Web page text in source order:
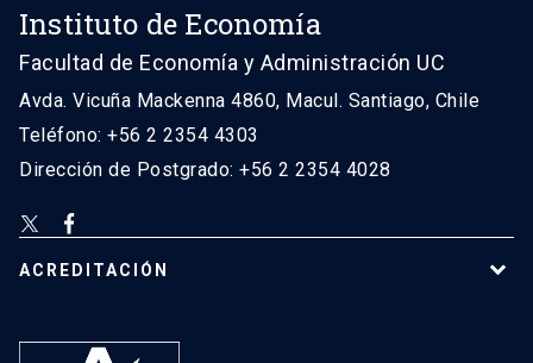
Instituto de Economía
Facultad de Economía y Administración UC
Avda. Vicuña Mackenna 4860, Macul. Santiago, Chile
Teléfono: +56 2 2354 4303
Dirección de Postgrado: +56 2 2354 4028
ACREDITACIÓN